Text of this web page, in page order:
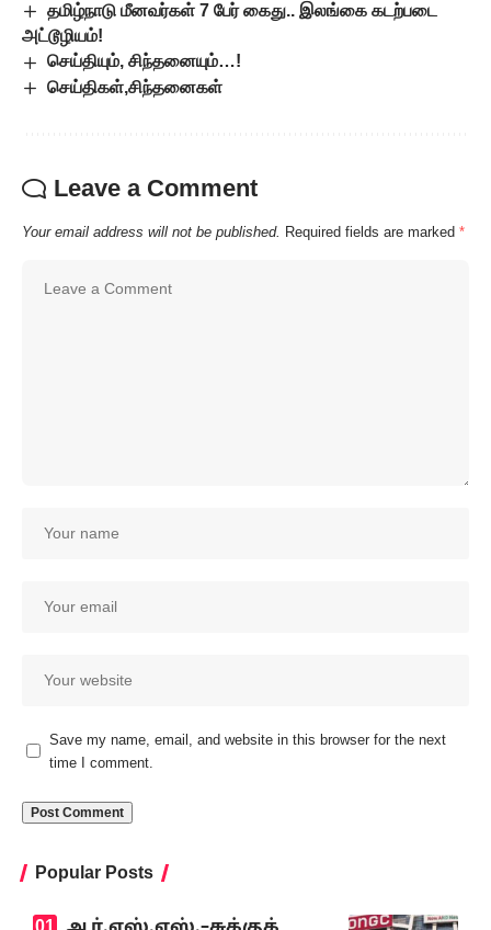
தமிழ்நாடு மீனவர்கள் 7 பேர் கைது.. இலங்கை கடற்படை
அட்டூழியம்!
செய்தியும், சிந்தனையும்…!
செய்திகள்,சிந்தனைகள்
Leave a Comment
Your email address will not be published. Required fields are marked *
Save my name, email, and website in this browser for the next
time I comment.
Popular Posts